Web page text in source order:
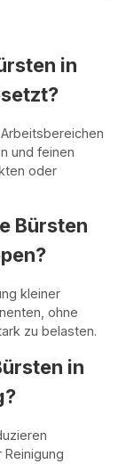
in
und feinen
oder
Bürsten
kleiner
ohne
zu belasten.
in